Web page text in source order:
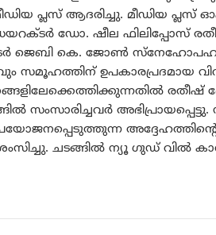
ആദരിച്ചു. മീഡിയ പ്ലസ്
ഡോ. ഷീല ഫിലിപ്പോസ്
ജെബി കെ. ജോണ്‍
സമൂഹത്തിന് ഉപകാരപ്രദമായ
അഭിപ്രായപ്പെട്ടു.
ചടങ്ങില്‍ ന്യൂ ഗുഡ് വില്‍